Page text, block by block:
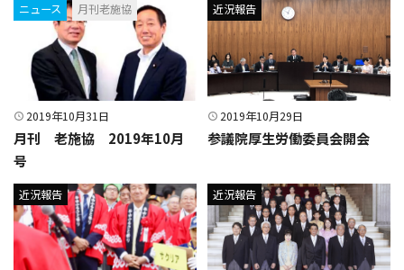
2019年10月31日
月刊 老施協 2019年10月
号
ニュース 月刊老施協
2019年10月29日
参議院厚生労働委員会開会
近況報告
近況報告 近況報告